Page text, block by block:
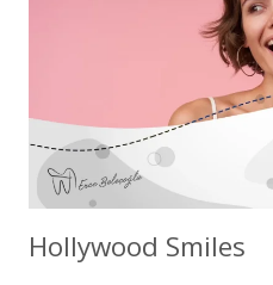
Hollywood Smiles